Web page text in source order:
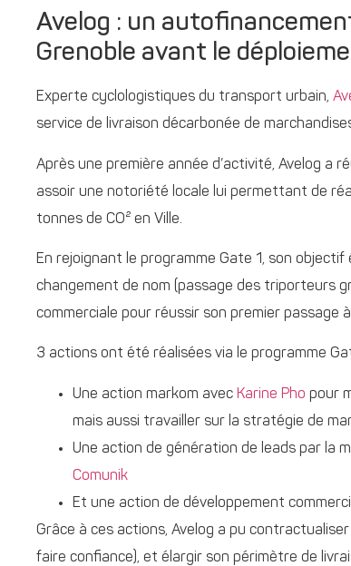
Avelog : un
Grenoble avant le
Experte cyclologistiques du transport urbain,
service de livraison décarbonée de
Après une première année d’activité, Avelog a
assoir une notoriété locale lui permettant de
tonnes de CO² en Ville.
En rejoignant le programme Gate 1, son
changement de nom (passage des triporteurs
commerciale pour réussir son premier passage à
3 actions ont été réalisées via le programme
Une action markom avec Karine Pho pour
mais aussi travailler sur la stratégie de
Une action de génération de leads par la
Comunik
Et une action de développement
Grâce à ces actions, Avelog a pu
faire confiance), et élargir son périmètre de